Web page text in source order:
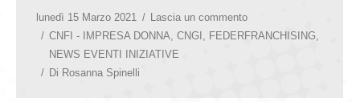
lunedì 15 Marzo 2021
Lascia un commento
CNFI - IMPRESA DONNA, CNGI , FEDERFRANCHISING,
NEWS EVENTI INIZIATIVE
Di Rosanna Spinelli